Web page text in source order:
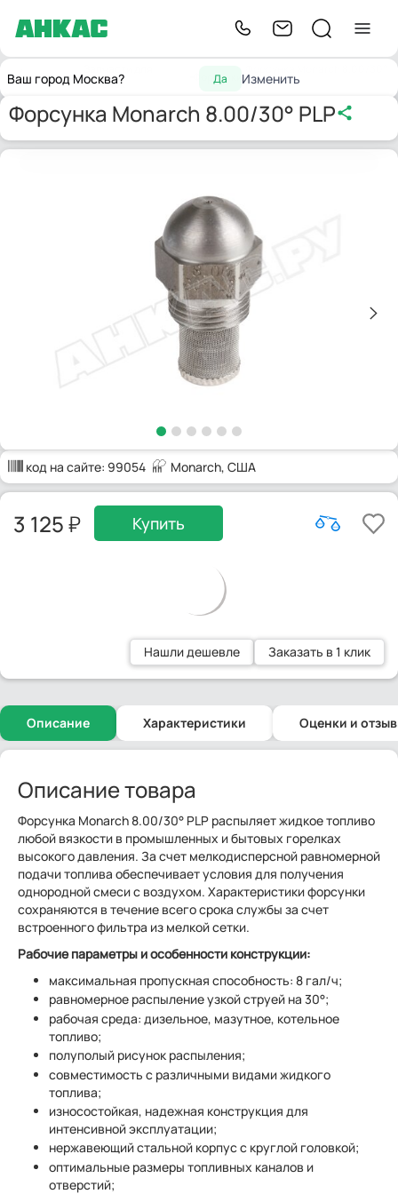
Ваш город Москва? Да Изменить
Главнаягорелок
Форсунки
PLP
Форсунка Monarch 8.00/30° PLP
код на сайте: 99054 Monarch, США
3 125 Купить
Нашли дешевле Заказать в 1 клик
Описание Характеристики Оценки и
Описание товара
Форсунка Monarch 8.00/30° PLP распыляет жидкое топливо
любой вязкости в промышленных и бытовых горелках
высокого давления. За счет мелкодисперсной равномерной
подачи топлива обеспечивает условия для получения
однородной смеси с воздухом. Характеристики форсунки
сохраняются в течение всего срока службы за счет
встроенного фильтра из мелкой сетки.
Рабочие параметры и особенности конструкции:
максимальная пропускная способность: 8 гал/ч;
равномерное распыление узкой струей на 30°;
рабочая среда: дизельное, мазутное, котельное
топливо;
полуполый рисунок распыления;
совместимость с различными видами жидкого
топлива;
износостойкая, надежная конструкция для
интенсивной эксплуатации;
нержавеющий стальной корпус с круглой головкой;
оптимальные размеры топливных каналов и
отверстий;